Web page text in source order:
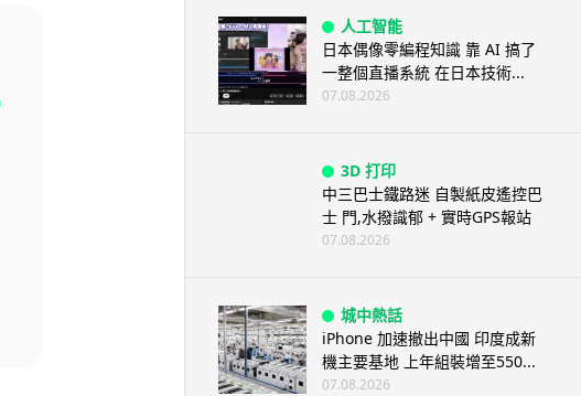
人工智能
日本偶像零編程知識 靠 AI 搞了
一整個直播系統 在日本技術...
07.08.2026
3D 打印
中三巴士鐵路迷 自製紙皮遙控巴
士 門,水撥識郁 + 實時GPS報站
07.08.2026
城中熱話
iPhone 加速撤出中國 印度成新
機主要基地 上年組裝增至550...
07.08.2026